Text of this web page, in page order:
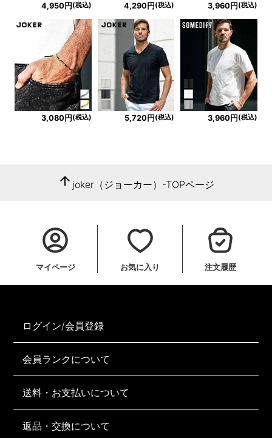
4,950円 (税込) 4,290円 (税込) 3,960円 (税込)
3,080円 (税込) 5,720円 (税込) 3,960円 (税込)
arrow_upward joker（ジョーカー）-TOPページ
マイページ お気に入り 注文履歴
ログイン/会員登録
会員ランクについて
送料・お支払いについて
返品・交換について